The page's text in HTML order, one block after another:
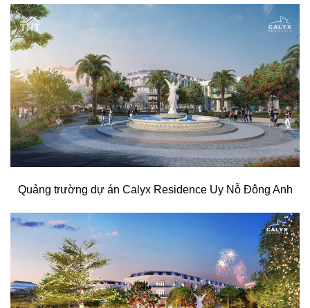
Quảng trường dự án Calyx Residence Uy Nỗ Đông Anh